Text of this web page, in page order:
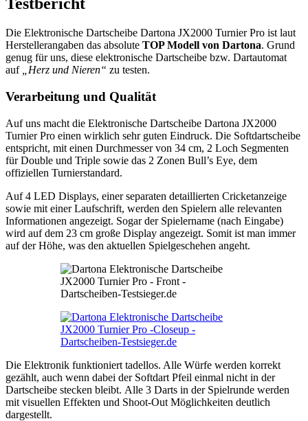
Die Elektronische Dartscheibe Dartona JX2000 Turnier Pro ist laut
Herstellerangaben das absolute TOP Modell von Dartona. Grund
genug für uns, diese elektronische Dartscheibe bzw. Dartautomat
auf
„Herz und Nieren“ zu testen.
Verarbeitung und Qualität
Auf uns macht die Elektronische Dartscheibe Dartona JX2000
Turnier Pro einen wirklich sehr guten Eindruck. Die Softdartscheibe
entspricht, mit einen Durchmesser von 34 cm, 2 Loch Segmenten
für Double und Triple sowie das 2 Zonen Bull’s Eye, dem
offiziellen Turnierstandard.
Auf 4 LED Displays, einer separaten detaillierten Cricketanzeige
sowie mit einer Laufschrift, werden den Spielern alle relevanten
Informationen angezeigt. Sogar der Spielername (nach Eingabe)
wird auf dem 23 cm große Display angezeigt. Somit ist man immer
auf der Höhe, was den aktuellen Spielgeschehen angeht.
Die Elektronik funktioniert tadellos. Alle Würfe werden korrekt
gezählt, auch wenn dabei der Softdart Pfeil einmal nicht in der
Dartscheibe stecken bleibt. Alle 3 Darts in der Spielrunde werden
mit visuellen Effekten und Shoot-Out Möglichkeiten deutlich
dargestellt.